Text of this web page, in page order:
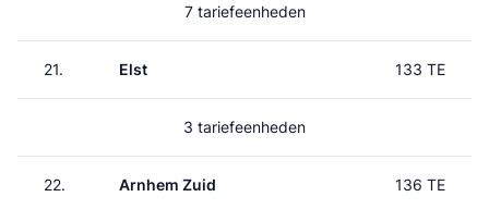
7 tariefeenheden
21. Elst 133 TE
3 tariefeenheden
22. Arnhem Zuid 136 TE